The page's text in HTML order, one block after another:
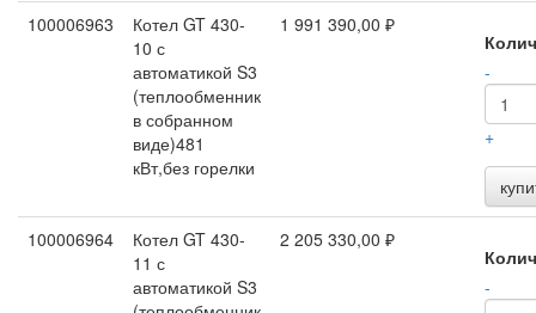
100006963
Котел GT 430-
10 с
автоматикой S3
(теплообменник
в собранном
виде)481
кВт,без горелки
1 991 390,00 ₽
-
+
100006964
Котел GT 430-
11 с
автоматикой S3
2 205 330,00 ₽
-